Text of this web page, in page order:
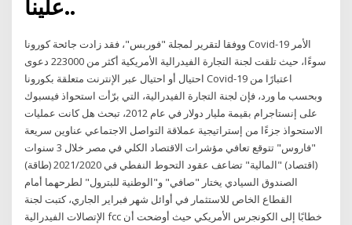
علينا..
ووفقا لتقرير لمجلة "فوربس"، فقد زادت جائحة كورونا Covid-19 الأمر
سوءًا، حيث تلقت لجنة التجارة الفيدرالية الأمريكية أكثر من 223000 دعوى
احتيال أو احتيال عبر الإنترنت متعلقة بكورونا Covid-19 اعتبارًا من
وبحسب ما ورد، فإن لجنة التجارة الفيدرالية، التي برّأت استحواذ فيسبوك
على إنستاجرام بقيمة مليار دولار في عام 2012، تبحث هل كانت عمليات
الاستحواذ جزءًا من إستراتيجية عملاقة التواصل الاجتماعي عناوين سريعة
"فاروس" تتوقع تعافي مؤشرات الاقتصاد الكلي في مصر خلال 3 سنوات
(اقتصاد) "المالية" تضاعف عقود التحوط النفطي في 2021/2020 (طاقة)
الصندوق السيادي يختار "صافي" و"الوطنية للبترول" لطرحهما أمام
القطاع الخاص للاستثمار في أوائل شهر فبراير الجاري، كتبت لجنة
الإتصالات الفيدرالية fcc خطابًا إلى الكونجرس الأمريكي حيث أوضحت أن